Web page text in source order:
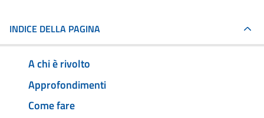
INDICE DELLA PAGINA
A chi è rivolto
Approfondimenti
Come fare